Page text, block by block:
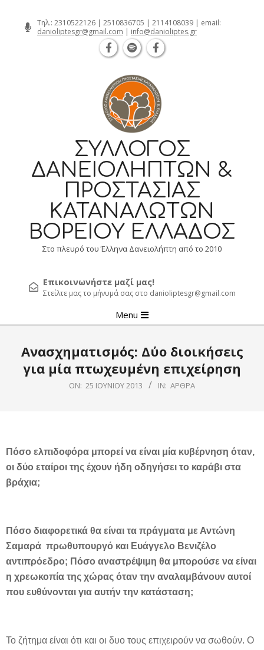
Τηλ.: 2310522126 | 2510836705 | 2114108039 | email:
danioliptesgr@gmail.com | info@danioliptes.gr
ΣΎΛΛΟΓΟΣ
ΔΑΝΕΙΟΛΗΠΤΏΝ &
ΠΡΟΣΤΑΣΊΑΣ
ΚΑΤΑΝΑΛΩΤΏΝ
ΒΟΡΕΊΟΥ ΕΛΛΆΔΟΣ
Στο πλευρό του Έλληνα Δανειολήπτη από το 2010
Επικοινωνήστε μαζί μας!
Στείλτε μας το μήνυμά σας στο danioliptesgr@gmail.com
Navigation
Menu
Ανασχηματισμός: Δύο διοικήσεις
για μία πτωχευμένη επιχείρηση
ON: 25 ΙΟΥΝΊΟΥ 2013 IN: ΆΡΘΡΑ
Πόσο ελπιδοφόρα μπορεί να είναι μία κυβέρνηση όταν,
οι δύο εταίροι της έχουν ήδη οδηγήσει το καράβι στα
βράχια;
Πόσο διαφορετικά θα είναι τα πράγματα με Αντώνη
Σαμαρά πρωθυπουργό και Ευάγγελο Βενιζέλο
αντιπρόεδρο; Πόσο αναστρέψιμη θα μπορούσε να είναι
η χρεωκοπία της χώρας όταν την αναλαμβάνουν αυτοί
που ευθύνονται για αυτήν την κατάσταση;
Το ζήτημα είναι ότι και οι δυο τους επιχειρούν να σωθούν. Ο